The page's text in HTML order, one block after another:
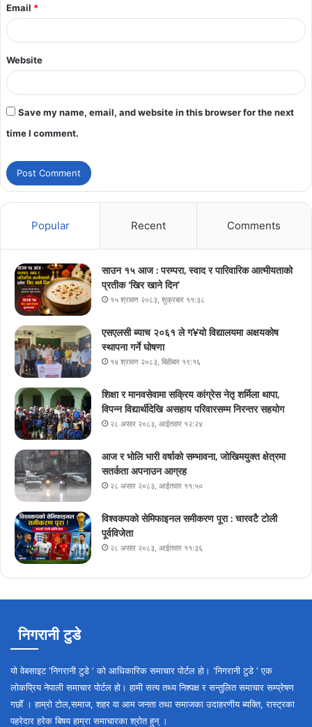
Email *
Website
Save my name, email, and website in this browser for the next
time I comment.
Popular Recent Comments
साउन १५ आज : परम्परा, स्वाद र पारिवारिक आत्मीयताको
प्रतीक ‘खिर खाने दिन’
१५ श्रावण २०८३, शुक्रबार ११:३८
एसएलसी ब्याच २०६१ ले ग¥यो विद्यालयमा अक्षयकोष
स्थापना गर्ने घोषणा
१४ श्रावण २०८३, बिहीबार १९:१६
शिक्षा र मानवसेवामा सक्रिय कांग्रेस नेतृ शर्मिला थापा,
विपन्न विद्यार्थीदेखि असहाय परिवारसम्म निरन्तर सहयोग
२८ असार २०८३, आईतवार १२:२४
आज र भोलि भारी वर्षाको सम्भावना, जोखिमयुक्त क्षेत्रमा
सतर्कता अपनाउन आग्रह
२८ असार २०८३, आईतवार ११:५०
विश्वकपको सेमिफाइनल समीकरण पूरा : चारवटै टोली
पूर्वविजेता
२८ असार २०८३, आईतवार ११:३६
निगरानी टुडे
यो वेबसाइट ‘निगरानी टुडे ‘ को आधिकारिक समाचार पोर्टल हो। ‘निगरानी टुडे ‘ एक
लोकप्रिय नेपाली समाचार पोर्टल हो। हामी सत्य तथ्य निश्पक्ष र सन्तुलित समाचार सम्प्रेषण
गर्छौँ । हाम्रो टोल,समाज, शहर वा आम जनता तथा समाजका उदाहरणीय ब्यक्ति, रास्ट्रका
पहरेदार हरेक बिषय हाम्रा समाचारका श्रोत हुन् ।